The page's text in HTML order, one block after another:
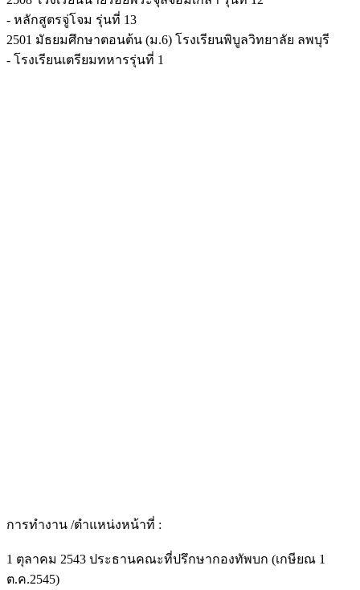
- หลักสูตรจู่โจม รุ่นที่ 13
2501 มัธยมศึกษาตอนต้น (ม.6) โรงเรียนพิบูลวิทยาลัย ลพบุรี
- โรงเรียนเตรียมทหารรุ่นที่ 1
การทำงาน /ตำแหน่งหน้าที่ :
1 ตุลาคม 2543 ประธานคณะที่ปรึกษากองทัพบก (เกษียณ 1
ต.ค.2545)